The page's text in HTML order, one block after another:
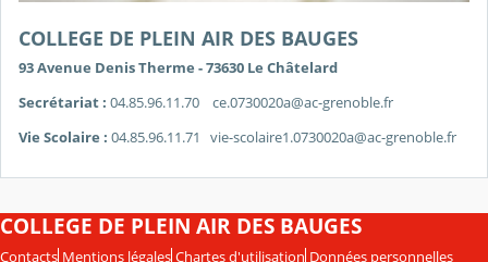
COLLEGE DE PLEIN AIR DES BAUGES
93 Avenue Denis Therme - 73630 Le Châtelard
Secrétariat : 04.85.96.11.70 ce.0730020a@ac-grenoble.fr
Vie Scolaire : 04.85.96.11.71 vie-scolaire1.0730020a@ac-grenoble.fr
COLLEGE DE PLEIN AIR DES BAUGES
Contacts Mentions légales Chartes d'utilisation Données personnelles